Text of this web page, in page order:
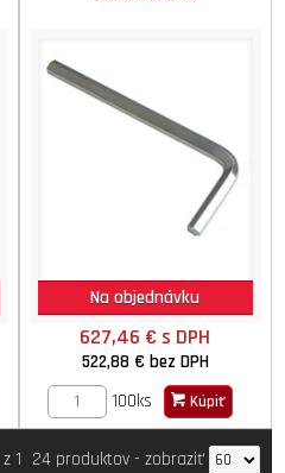
Na objednávku
627,46 €s DPH
522,88 € bez DPH
100ks
Kúpiť
1 24 produktov- zobraziť